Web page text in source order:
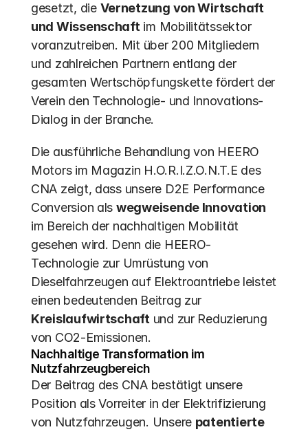
gesetzt, die Vernetzung von Wirtschaft
und Wissenschaft im Mobilitätssektor
voranzutreiben. Mit über 200 Mitgliedern
und zahlreichen Partnern entlang der
gesamten Wertschöpfungskette fördert der
Verein den Technologie- und Innovations-
Dialog in der Branche.
Die ausführliche Behandlung von HEERO
Motors im Magazin H.O.R.I.Z.O.N.T.E des
CNA zeigt, dass unsere D2E Performance
Conversion als wegweisende Innovation
im Bereich der nachhaltigen Mobilität
gesehen wird. Denn die HEERO-
Technologie zur Umrüstung von
Dieselfahrzeugen auf Elektroantriebe leistet
Kreislaufwirtschaft und zur Reduzierung
von CO2-Emissionen.
Nachhaltige Transformation im
Nutzfahrzeugbereich
Der Beitrag des CNA bestätigt unsere
Position als Vorreiter in der Elektrifizierung
von Nutzfahrzeugen. Unsere
patentierte